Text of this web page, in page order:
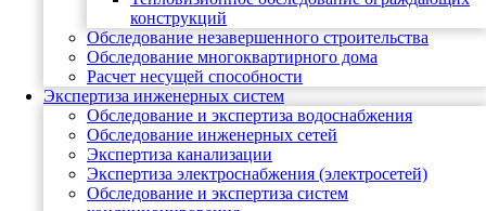
конструкций
Обследование незавершенного строительства
Обследование многоквартирного дома
Расчет несущей способности
Экспертиза инженерных систем
Обследование и экспертиза водоснабжения
Обследование инженерных сетей
Экспертиза канализации
Экспертиза электроснабжения (электросетей)
Обследование и экспертиза систем